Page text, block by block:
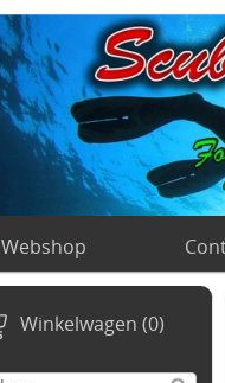
Webshop
Winkelwagen (0)